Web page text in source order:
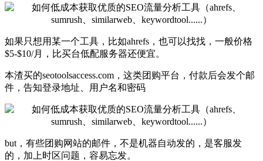
如果只想用某一个工具，比如ahrefs，也可以找找，一般价格
$5-$10/月，比买台低配服务器还便宜。
本渣买的seotoolsaccess.com，这类团购平台，付款后会发个邮
件，告知登录地址、用户名和密码
but，有些团购网站的邮件，不是机器自动发的，是客服发
的，加上时区问题，容易忘发。